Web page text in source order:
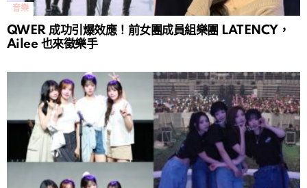
音樂
QWER 成功引爆效應！前女團成員組樂團 LATENCY，
Ailee 也來徵樂手